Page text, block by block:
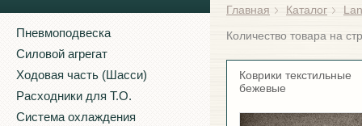
Пневмоподвеска
Силовой агрегат
Ходовая часть (Шасси)
Расходники для Т.О.
Система охлаждения
Главная Каталог
Количество товара на
Коврики текстильные
бежевые